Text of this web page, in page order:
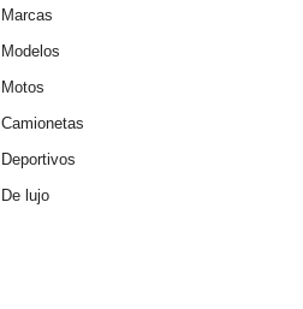
Marcas
Modelos
Motos
Camionetas
Deportivos
De lujo